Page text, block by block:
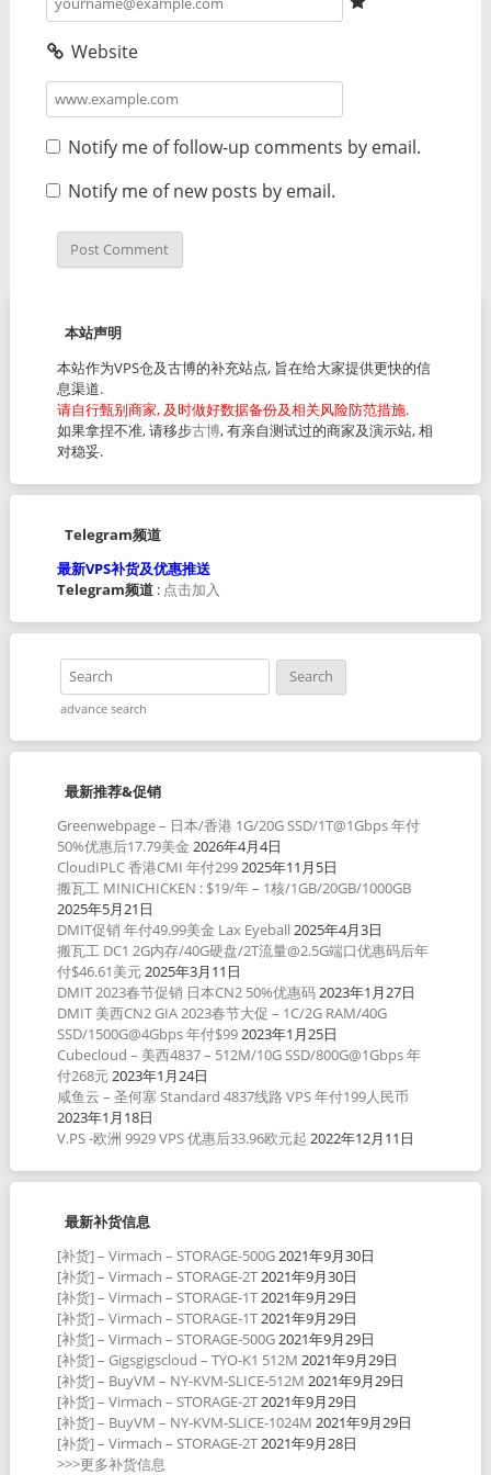
Website
Notify me of follow-up comments by email.
Notify me of new posts by email.
本站声明
本站作为VPS仓及古博的补充站点, 旨在给大家提供更快的信
息渠道.
请自行甄别商家, 及时做好数据备份及相关风险防范措施.
如果拿捏不准, 请移步古博, 有亲自测试过的商家及演示站, 相
对稳妥.
Telegram频道
最新VPS补货及优惠推送
Telegram频道: 点击加入
advance search
最新推荐&促销
Greenwebpage – 日本/香港 1G/20G SSD/1T@1Gbps 年付
50%优惠后17.79美金 2026年4月4日
CloudIPLC 香港CMI 年付2992025年11月5日
搬瓦工 MINICHICKEN : $19/年 – 1核/1GB/20GB/1000GB
2025年5月21日
DMIT促销 年付49.99美金 Lax Eyeball 2025年4月3日
搬瓦工 DC1 2G内存/40G硬盘/2T流量@2.5G端口优惠码后年
付$46.61美元2025年3月11日
DMIT 2023春节促销 日本CN2 50%优惠码2023年1月27日
DMIT 美西CN2 GIA 2023春节大促 – 1C/2G RAM/40G
SSD/1500G@4Gbps 年付$992023年1月25日
Cubecloud – 美西4837 – 512M/10G SSD/800G@1Gbps 年
付268元2023年1月24日
咸鱼云 – 圣何塞 Standard 4837线路 VPS 年付199人民币
2023年1月18日
V.PS -欧洲 9929 VPS 优惠后33.96欧元起 2022年12月11日
最新补货信息
[补货] – Virmach – STORAGE-500G2021年9月30日
[补货] – Virmach – STORAGE-2T2021年9月30日
[补货] – Virmach – STORAGE-1T2021年9月29日
[补货] – Virmach – STORAGE-1T2021年9月29日
[补货] – Virmach – STORAGE-500G2021年9月29日
[补货] – Gigsgigscloud – TYO-K1 512M 2021年9月29日
[补货] – BuyVM – NY-KVM-SLICE-512M 2021年9月29日
[补货] – Virmach – STORAGE-2T2021年9月29日
[补货] – BuyVM – NY-KVM-SLICE-1024M 2021年9月29日
[补货] – Virmach – STORAGE-2T2021年9月28日
>>>更多补货信息